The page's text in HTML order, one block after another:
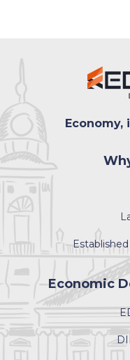
Economy,
Economic